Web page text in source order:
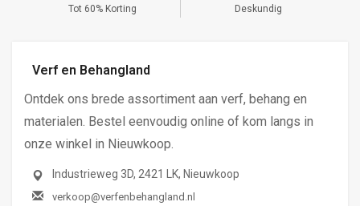
Tot 60% Korting Deskundig
Verf en Behangland
Ontdek ons brede assortiment aan verf, behang en
materialen. Bestel eenvoudig online of kom langs in
onze winkel in Nieuwkoop.
Industrieweg 3D, 2421 LK, Nieuwkoop
verkoop@verfenbehangland.nl